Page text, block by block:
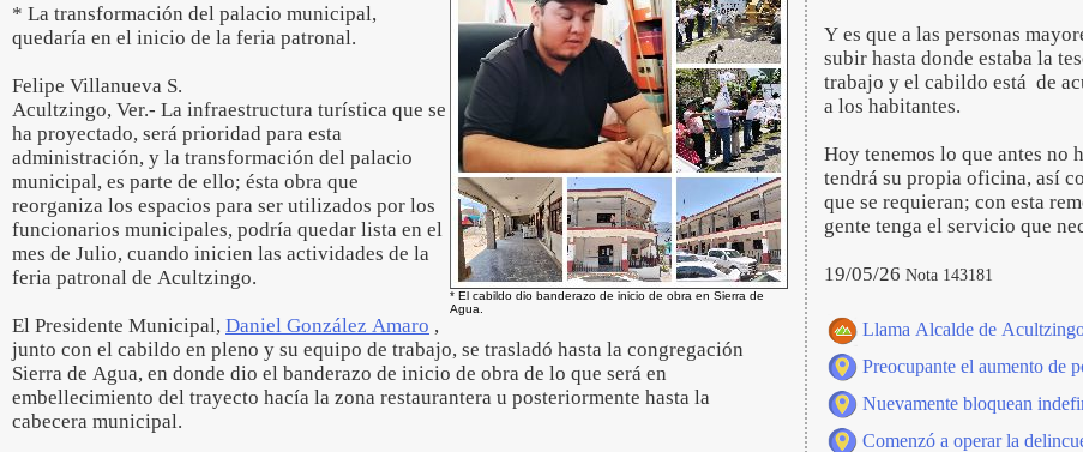
* El cabildo dio banderazo de inicio de obra en Sierra de
Agua.
* La transformación del palacio municipal,
quedaría en el inicio de la feria patronal.
Felipe Villanueva S.
Acultzingo, Ver.- La infraestructura turística que se
ha proyectado, será prioridad para esta
administración, y la transformación del palacio
municipal, es parte de ello; ésta obra que
reorganiza los espacios para ser utilizados por los
funcionarios municipales, podría quedar lista en el
mes de Julio, cuando inicien las actividades de la
feria patronal de Acultzingo.
El Presidente Municipal, Daniel González Amaro ,
junto con el cabildo en pleno y su equipo de trabajo, se trasladó hasta la congregación
Sierra de Agua, en donde dio el banderazo de inicio de obra de lo que será en
embellecimiento del trayecto hacía la zona restaurantera u posteriormente hasta la
cabecera municipal.
Y es que a las personas
subir hasta donde estaba la
trabajo y el cabildo está de
a los habitantes.
Hoy tenemos lo que antes no
tendrá su propia oficina, así
que se requieran; con esta
gente tenga el servicio que
19/05/26 Nota 143181
Llama Alcalde de
Preocupante el aumento de
Nuevamente bloquean
Comenzó a operar la